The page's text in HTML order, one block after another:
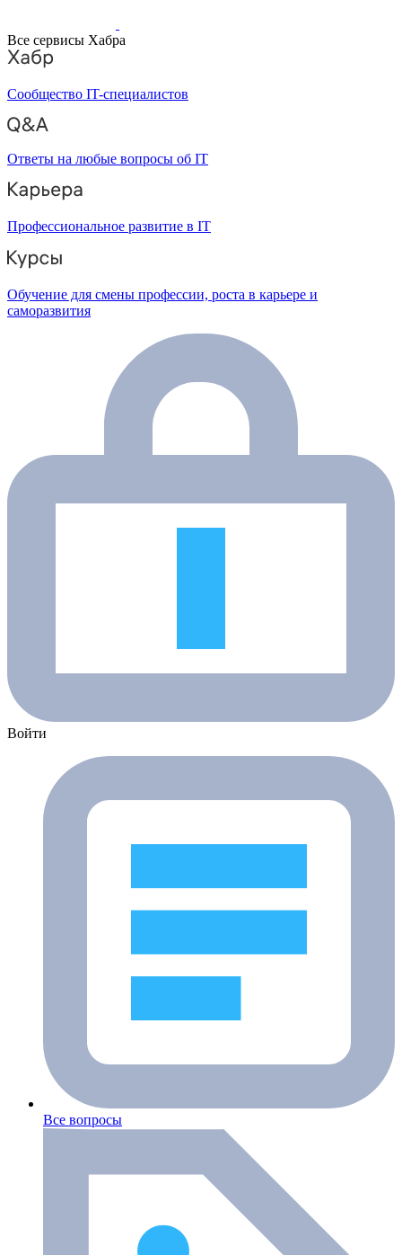
Все сервисы Хабра
Сообщество IT-специалистов
Ответы на любые вопросы об IT
Профессиональное развитие в IT
Обучение для смены профессии, роста в карьере и
саморазвития
Войти
Все вопросы